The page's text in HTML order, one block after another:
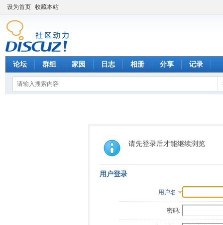
设为首页 收藏本站
论坛 群组 家园 日志 相册 分享 记录
请先登录后才能继续浏览
用户登录
用户名
密码: